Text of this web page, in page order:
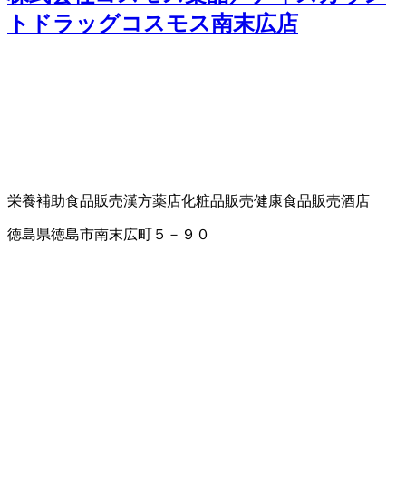
トドラッグコスモス南末広店
栄養補助食品販売漢方薬店化粧品販売健康食品販売酒店
徳島県徳島市南末広町５－９０